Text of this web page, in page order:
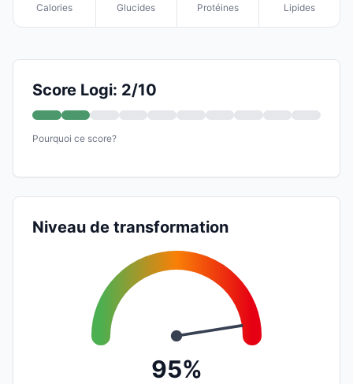
Calories Glucides Protéines Lipides
Score Logi: 2/10
Pourquoi ce score?
Niveau de transformation
95%